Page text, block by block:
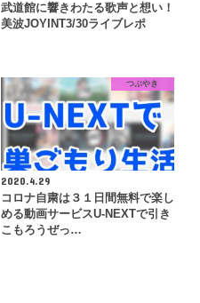
武道館に響きわたる歌声と想い！
美波JOYINT3/30ライブレポ
つぶやき
2020.4.29
コロナ自粛は３１日間無料で楽し
める動画サービスU-NEXTで引き
こもろうぜっ…